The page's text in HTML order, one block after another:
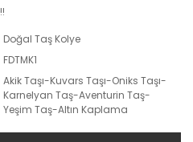
Doğal Taş Kolye
FDTMK1
Akik Taşı-Kuvars Taşı-Oniks Taşı-
Karnelyan Taş-Aventurin Taş-
Yeşim Taş-Altın Kaplama